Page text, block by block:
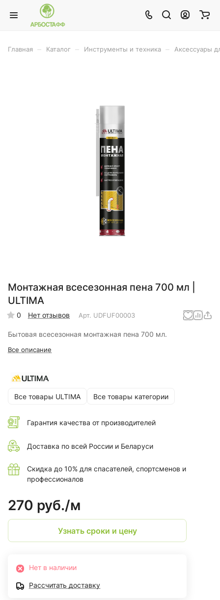
Главная Каталог Инструменты и техника Аксессуары
Монтажная всесезонная пена 700 мл |
ULTIMA
0 Нет отзывов Арт. UDFUF00003
Бытовая всесезонная монтажная пена 700 мл.
Все описание
Все товары ULTIMA Все товары категории
Гарантия качества от производителей
Доставка по всей России и Беларуси
Скидка до 10% для спасателей, спортсменов и
профессионалов
270 руб./м
Узнать сроки и цену
Нет в наличии
Рассчитать доставку